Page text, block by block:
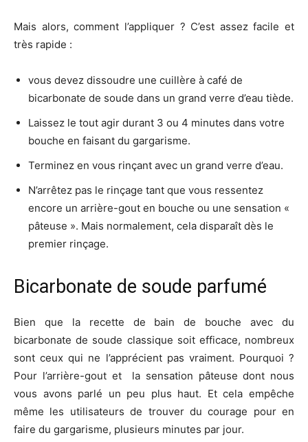
Mais alors, comment l’appliquer ? C’est assez facile et
très rapide :
vous devez dissoudre une cuillère à café de
bicarbonate de soude dans un grand verre d’eau tiède.
Laissez le tout agir durant 3 ou 4 minutes dans votre
bouche en faisant du gargarisme.
Terminez en vous rinçant avec un grand verre d’eau.
N’arrêtez pas le rinçage tant que vous ressentez
encore un arrière-gout en bouche ou une sensation «
pâteuse ». Mais normalement, cela disparaît dès le
premier rinçage.
Bicarbonate de soude parfumé
Bien que la recette de bain de bouche avec du
bicarbonate de soude classique soit efficace, nombreux
sont ceux qui ne l’apprécient pas vraiment. Pourquoi ?
Pour l’arrière-gout et la sensation pâteuse dont nous
vous avons parlé un peu plus haut. Et cela empêche
même les utilisateurs de trouver du courage pour en
faire du gargarisme, plusieurs minutes par jour.